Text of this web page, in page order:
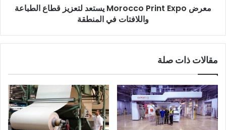
في
معرض Morocco Print Expo يستعد لتعزيز قطاع الطباعة
واللافتات في المنطقة
مقالات ذات صلة